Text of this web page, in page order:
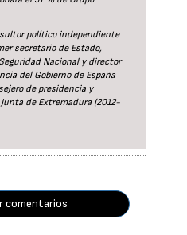
político independiente
secretario de Estado,
Nacional y director
del Gobierno de España
de presidencia y
de Extremadura (2012-
comentarios